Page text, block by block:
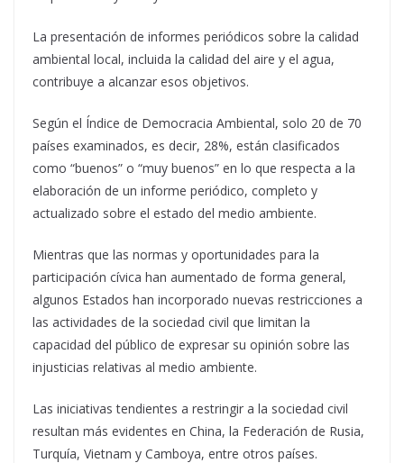
La presentación de informes periódicos sobre la calidad
ambiental local, incluida la calidad del aire y el agua,
contribuye a alcanzar esos objetivos.
Según el Índice de Democracia Ambiental, solo 20 de 70
países examinados, es decir, 28%, están clasificados
como “buenos” o “muy buenos” en lo que respecta a la
elaboración de un informe periódico, completo y
actualizado sobre el estado del medio ambiente.
Mientras que las normas y oportunidades para la
participación cívica han aumentado de forma general,
algunos Estados han incorporado nuevas restricciones a
las actividades de la sociedad civil que limitan la
capacidad del público de expresar su opinión sobre las
injusticias relativas al medio ambiente.
Las iniciativas tendientes a restringir a la sociedad civil
resultan más evidentes en China, la Federación de Rusia,
Turquía, Vietnam y Camboya, entre otros países.